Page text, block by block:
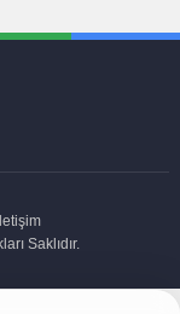
Saklıdır.